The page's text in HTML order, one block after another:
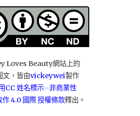
鋪-
雲
科
當
舖"
Loves Beauty網站上的
文，皆由vickeywei製作
CC 姓名標示–非商業性
作4.0 國際 授權條款釋出。